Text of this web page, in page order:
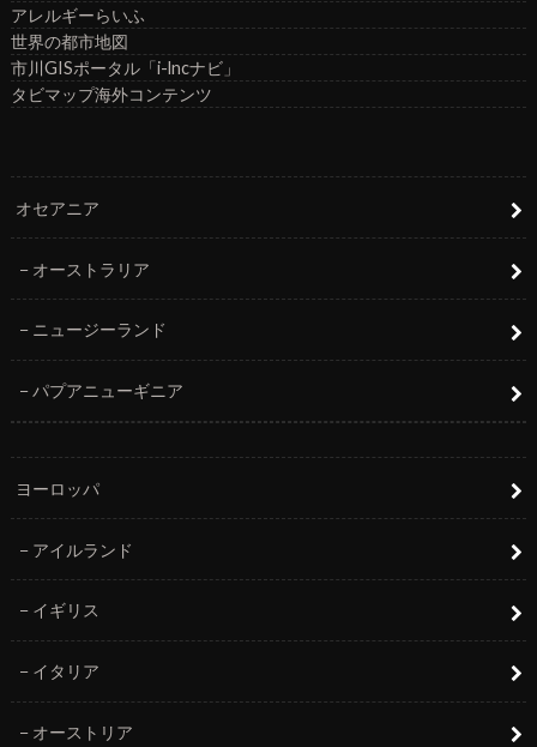
アレルギーらいふ
世界の都市地図
市川GISポータル「i-lncナビ」
タビマップ海外コンテンツ
オセアニア
オーストラリア
ニュージーランド
パプアニューギニア
ヨーロッパ
アイルランド
イギリス
イタリア
オーストリア